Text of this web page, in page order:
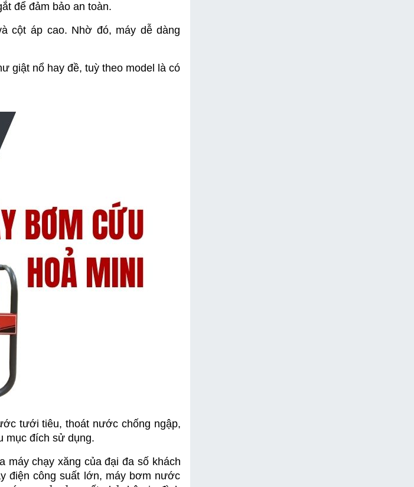
để đảm bảo an toàn.
cột áp cao. Nhờ đó, máy dễ dàng
giật nổ hay đề, tuỳ theo model là có
tưới tiêu, thoát nước chống ngập,
mục đích sử dụng.
máy chạy xăng của đại đa số khách
điện công suất lớn, máy bơm nước